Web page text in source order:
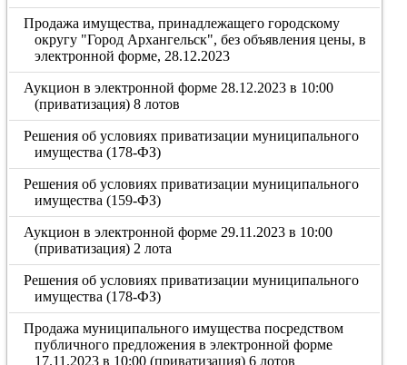
Продажа имущества, принадлежащего городскому
округу "Город Архангельск", без объявления цены, в
электронной форме, 28.12.2023
Аукцион в электронной форме 28.12.2023 в 10:00
(приватизация) 8 лотов
Решения об условиях приватизации муниципального
имущества (178-ФЗ)
Решения об условиях приватизации муниципального
имущества (159-ФЗ)
Аукцион в электронной форме 29.11.2023 в 10:00
(приватизация) 2 лота
Решения об условиях приватизации муниципального
имущества (178-ФЗ)
Продажа муниципального имущества посредством
публичного предложения в электронной форме
17.11.2023 в 10:00 (приватизация) 6 лотов